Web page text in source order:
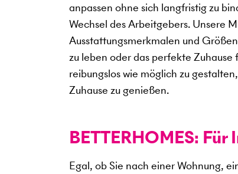
anpassen ohne sich langfristig zu
Wechsel des Arbeitgebers. Unsere
Ausstattungsmerkmalen und
zu leben oder das perfekte
reibungslos wie möglich zu
Zuhause zu genießen.
BETTERHOMES:
Egal, ob Sie nach einer Wohnung,